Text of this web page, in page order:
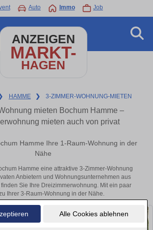
Alle Cookies ablehnen
Auto Immo Job
ANZEIGEN
MARKT-
HAGEN
HAMME ❯ 3-ZIMMER-WOHNUNG-MIETEN
mieten Bochum Hamme –
mieten auch von privat
Hamme Ihre 1-Raum-Wohnung in der
Nähe
Hamme eine attraktive 3-Zimmer-Wohnung
Anbietern und Wohnungsunternehmen aus
Sie Ihre Dreizimmerwohnung. Mit ein paar
Ihrer 3-Raum-Wohnung in der Nähe.